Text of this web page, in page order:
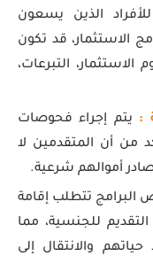
الذين يسعون
الاستثمار، قد تكون
التبرعات،
: يتم إجراء فحوصات
من أن المتقدمين لا
أموالهم شرعية.
البرامج تتطلب إقامة
للجنسية، مما
والانتقال إلى